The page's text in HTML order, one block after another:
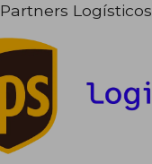
Partners Logísticos